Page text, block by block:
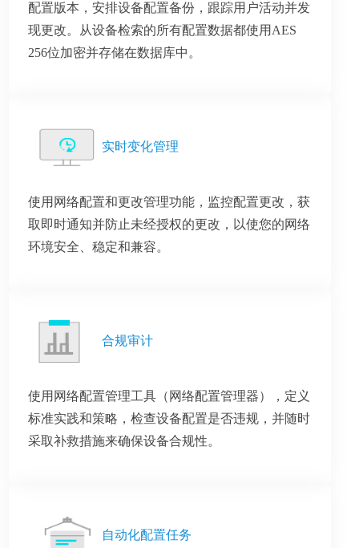
配置版本，安排设备配置备份，跟踪用户活动并发
现更改。从设备检索的所有配置数据都使用AES
256位加密并存储在数据库中。
实时变化管理
使用网络配置和更改管理功能，监控配置更改，获
取即时通知并防止未经授权的更改，以使您的网络
环境安全、稳定和兼容。
合规审计
使用网络配置管理工具（网络配置管理器），定义
标准实践和策略，检查设备配置是否违规，并随时
采取补救措施来确保设备合规性。
自动化配置任务